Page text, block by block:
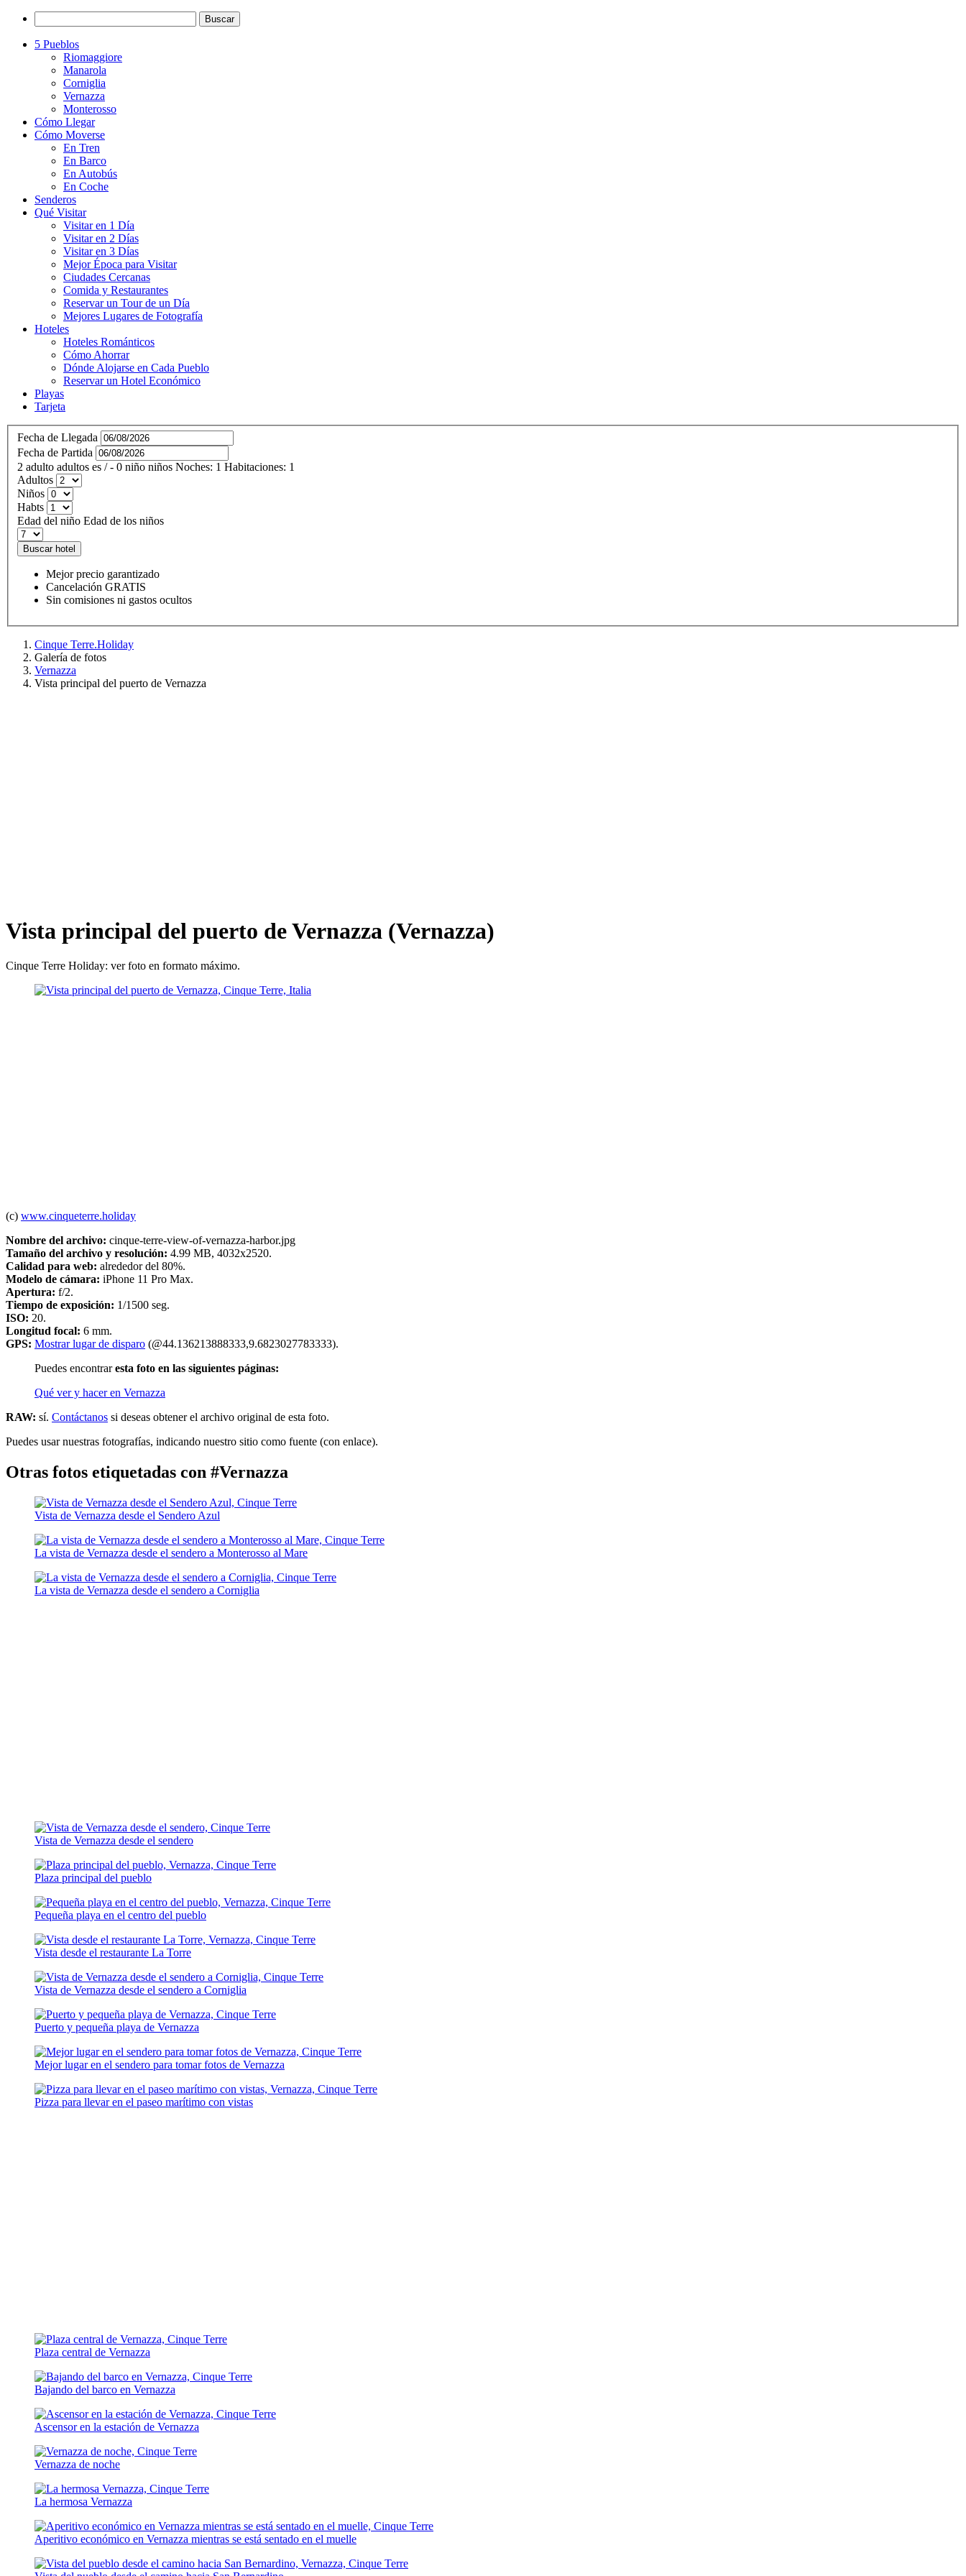
5 Pueblos
Riomaggiore
Manarola
Corniglia
Vernazza
Monterosso
Cómo Llegar
Cómo Moverse
En Tren
En Barco
En Autobús
En Coche
Senderos
Qué Visitar
Visitar en 1 Día
Visitar en 2 Días
Visitar en 3 Días
Mejor Época para Visitar
Ciudades Cercanas
Comida y Restaurantes
Reservar un Tour de un Día
Mejores Lugares de Fotografía
Hoteles
Hoteles Románticos
Cómo Ahorrar
Dónde Alojarse en Cada Pueblo
Reservar un Hotel Económico
Playas
Tarjeta
Fecha de Llegada
Fecha de Partida
2 adulto adultos es / - 0 niño niños Noches: 1 Habitaciones: 1
Adultos
Niños
Habts
Edad del niño Edad de los niños
Buscar hotel
Mejor precio garantizado
Cancelación GRATIS
Sin comisiones ni gastos ocultos
Cinque Terre.Holiday
Galería de fotos
Vernazza
Vista principal del puerto de Vernazza
Vista principal del puerto de Vernazza (Vernazza)
Cinque Terre Holiday: ver foto en formato máximo.
(c) www.cinqueterre.holiday
Nombre del archivo: cinque-terre-view-of-vernazza-harbor.jpg
Tamaño del archivo y resolución: 4.99 MB, 4032x2520.
Calidad para web: alrededor del 80%.
Modelo de cámara: iPhone 11 Pro Max.
Apertura: f/2.
Tiempo de exposición: 1/1500 seg.
ISO: 20.
Longitud focal: 6 mm.
GPS: Mostrar lugar de disparo (@44.136213888333,9.6823027783333).
Puedes encontraresta foto en las siguientes páginas:
Qué ver y hacer en Vernazza
RAW: sí. Contáctanos si deseas obtener el archivo original de esta foto.
Puedes usar nuestras fotografías, indicando nuestro sitio como fuente (con enlace).
Otras fotos etiquetadas con #Vernazza
Vista de Vernazza desde el Sendero Azul
La vista de Vernazza desde el sendero a Monterosso al Mare
La vista de Vernazza desde el sendero a Corniglia
Vista de Vernazza desde el sendero
Plaza principal del pueblo
Pequeña playa en el centro del pueblo
Vista desde el restaurante La Torre
Vista de Vernazza desde el sendero a Corniglia
Puerto y pequeña playa de Vernazza
Mejor lugar en el sendero para tomar fotos de Vernazza
Pizza para llevar en el paseo marítimo con vistas
Plaza central de Vernazza
Bajando del barco en Vernazza
Ascensor en la estación de Vernazza
Vernazza de noche
La hermosa Vernazza
Aperitivo económico en Vernazza mientras se está sentado en el muelle